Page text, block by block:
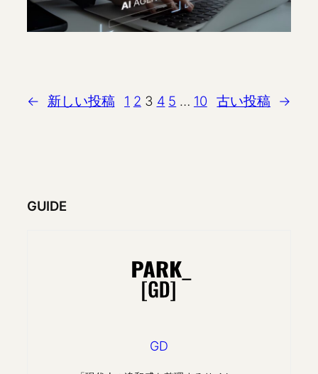
← 新しい投稿 1 2 3 4 5 … 10 古い投稿 →
GUIDE
GD